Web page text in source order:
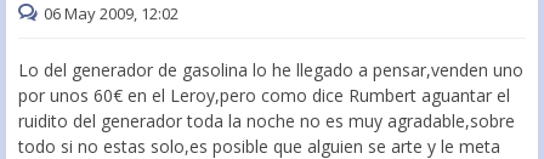
06 May 2009, 12:02
Lo del generador de gasolina lo he llegado a pensar,venden uno
por unos 60€ en el Leroy,pero como dice Rumbert aguantar el
ruidito del generador toda la noche no es muy agradable,sobre
todo si no estas solo,es posible que alguien se arte y le meta